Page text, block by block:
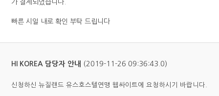
가 결제되었습니다.
빠른 시일 내로 확인 부탁 드립니다
HI KOREA 담당자 안내 (2019-11-26 09:36:43.0)
신청하신 뉴질랜드 유스호스텔연맹 웹싸이트에 요청하시기 바랍니다.